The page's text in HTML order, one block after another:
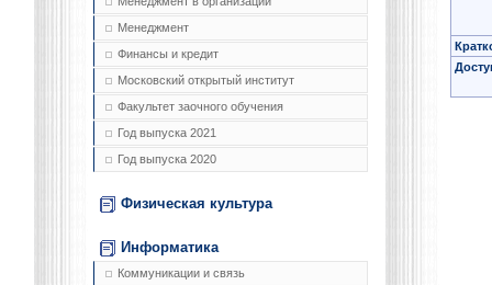
Менеджмент
Финансы и кредит
Московский открытый институт
Факультет заочного обучения
Год выпуска 2021
Год выпуска 2020
Физическая культура
Информатика
Коммуникации и связь